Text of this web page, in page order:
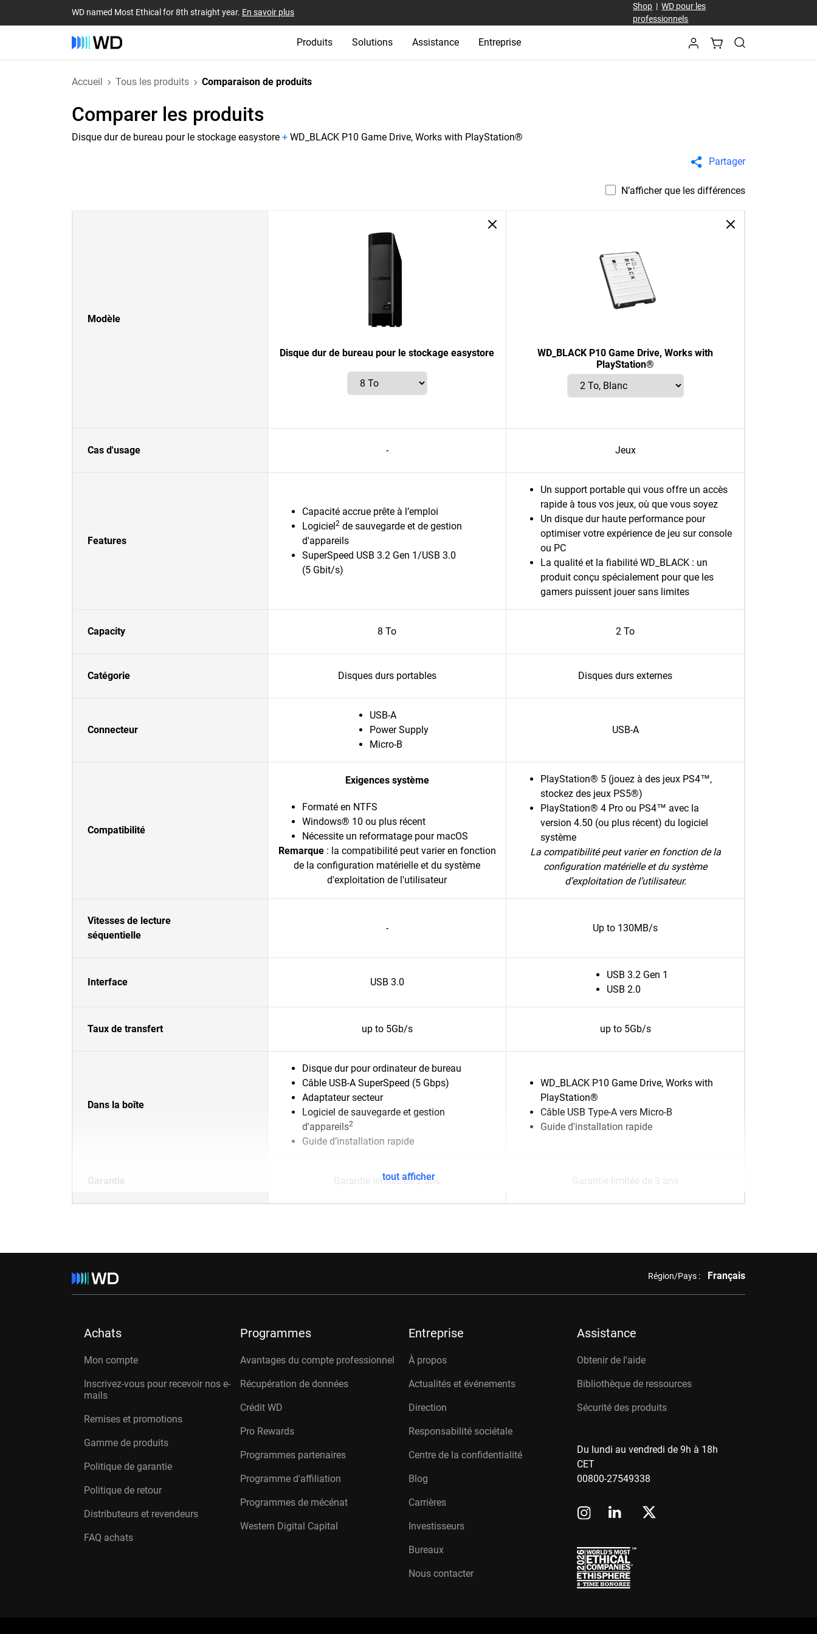
WD named Most Ethical for 8th straight year. En savoir plus
Shop |WD pour les
professionnels
Produits Solutions Assistance Entreprise
Accueil Tous les produits Comparaison de produits
Comparer les produits
Disque dur de bureau pour le stockage easystore + WD_BLACK P10 Game Drive, Works with PlayStation®
Partager
N’afficher que les différences
Modèle
Disque dur de bureau pour le stockage easystore
WD_BLACK P10 Game Drive, Works with
PlayStation®
Cas d'usage - Jeux
Features
Capacité accrue prête à l’emploi
Logiciel2 de sauvegarde et de gestion
d'appareils
SuperSpeed USB 3.2 Gen 1/USB 3.0
(5 Gbit/s)
Un support portable qui vous offre un accès
rapide à tous vos jeux, où que vous soyez
Un disque dur haute performance pour
optimiser votre expérience de jeu sur console
ou PC
La qualité et la fiabilité WD_BLACK : un
produit conçu spécialement pour que les
gamers puissent jouer sans limites
Capacity 8 To 2 To
Catégorie Disques durs portables Disques durs externes
Connecteur
USB-A
Power Supply
Micro-B
USB-A
Compatibilité
Exigences système
Formaté en NTFS
Windows® 10 ou plus récent
Nécessite un reformatage pour macOS
Remarque: la compatibilité peut varier en fonction
de la configuration matérielle et du système
d'exploitation de l'utilisateur
PlayStation® 5 (jouez à des jeux PS4™,
stockez des jeux PS5®)
PlayStation® 4 Pro ou PS4™ avec la
version 4.50 (ou plus récent) du logiciel
système
La compatibilité peut varier en fonction de la
configuration matérielle et du système
d’exploitation de l’utilisateur.
Vitesses de lecture
séquentielle
- Up to 130MB/s
Interface USB 3.0
USB 3.2 Gen 1
USB 2.0
Taux de transfert up to 5Gb/s up to 5Gb/s
Dans la boîte
Disque dur pour ordinateur de bureau
Câble USB-A SuperSpeed (5 Gbps)
Adaptateur secteur
Logiciel de sauvegarde et gestion
d'appareils2
Guide d’installation rapide
WD_BLACK P10 Game Drive, Works with
PlayStation®
Câble USB Type-A vers Micro-B
Guide d'installation rapide
Garantie Garantie limitée de 2 ans Garantie limitée de 3 ans
tout afficher
Région/Pays : Français
Achats
Mon compte
Inscrivez-vous pour recevoir nos e-
mails
Remises et promotions
Gamme de produits
Politique de garantie
Politique de retour
Distributeurs et revendeurs
FAQ achats
Programmes
Avantages du compte professionnel
Récupération de données
Crédit WD
Pro Rewards
Programmes partenaires
Programme d'affiliation
Programmes de mécénat
Western Digital Capital
Entreprise
À propos
Actualités et événements
Direction
Responsabilité sociétale
Centre de la confidentialité
Blog
Carrières
Investisseurs
Bureaux
Nous contacter
Assistance
Obtenir de l'aide
Bibliothèque de ressources
Sécurité des produits
Du lundi au vendredi de 9h à 18h
CET
00800-27549338